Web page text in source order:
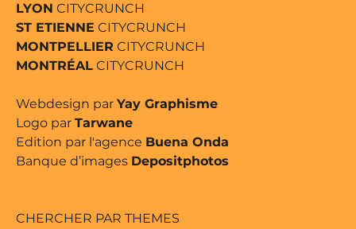
LYON CITYCRUNCH
ST ETIENNE CITYCRUNCH
MONTPELLIER CITYCRUNCH
MONTRÉAL CITYCRUNCH
Webdesign par Yay Graphisme
Logo par Tarwane
Edition par l'agence Buena Onda
Banque d’images Depositphotos
CHERCHER PAR THEMES